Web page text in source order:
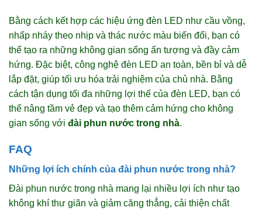
Bằng cách kết hợp các hiệu ứng đèn LED như cầu vồng,
nhấp nháy theo nhịp và thác nước màu biến đổi, bạn có
thể tạo ra những không gian sống ấn tượng và đầy cảm
hứng. Đặc biệt, công nghệ đèn LED an toàn, bền bỉ và dễ
lắp đặt, giúp tối ưu hóa trải nghiệm của chủ nhà. Bằng
cách tận dụng tối đa những lợi thế của đèn LED, bạn có
thể nâng tầm vẻ đẹp và tạo thêm cảm hứng cho không
gian sống với đài phun nước trong nhà.
FAQ
Những lợi ích chính của đài phun nước trong nhà?
Đài phun nước trong nhà mang lại nhiều lợi ích như tạo
không khí thư giãn và giảm căng thẳng, cải thiện chất